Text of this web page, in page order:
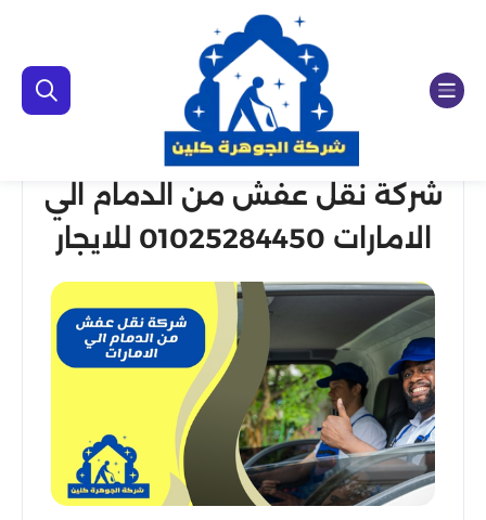
شركة نقل عفش من الدمام الي
الامارات 01025284450 للايجار